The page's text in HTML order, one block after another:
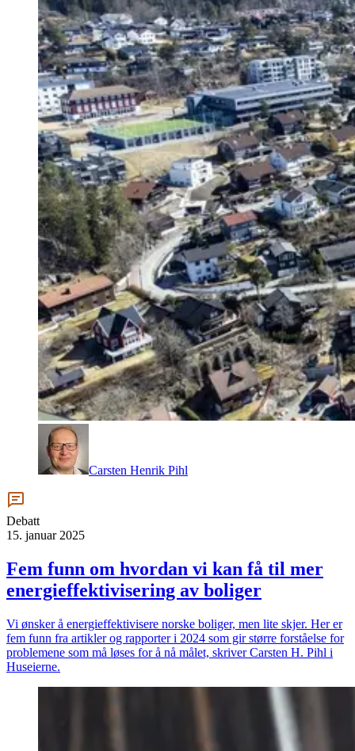
Carsten Henrik Pihl
Debatt
15. januar 2025
Fem funn om hvordan vi kan få til mer
energieffektivisering av boliger
Vi ønsker å energieffektivisere norske boliger, men lite skjer. Her er
fem funn fra artikler og rapporter i 2024 som gir større forståelse for
problemene som må løses for å nå målet, skriver Carsten H. Pihl i
Huseierne.